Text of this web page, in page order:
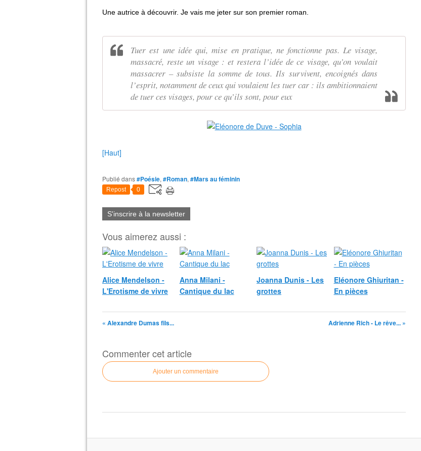
Une autrice à découvrir. Je vais me jeter sur son premier roman.
Tuer est une idée qui, mise en pratique, ne fonctionne pas. Le visage,
massacré, reste un visage : et restera l’idée de ce visage, qu’on voulait
massacrer – subsiste la somme de tous. Ils survivent, encoignés dans
l’esprit, notamment de ceux qui voulaient les tuer car : ils ambitionnaient
de tuer ces visages, pour ce qu’ils sont, pour eux
[Haut]
Publié dans#Poésie, #Roman, #Mars au féminin
Repost 0
S'inscrire à la newsletter
Vous aimerez aussi :
Alice Mendelson -
L'Erotisme de vivre
Anna Milani -
Cantique du lac
Joanna Dunis - Les
grottes
Eléonore Ghiuritan -
En pièces
« Alexandre Dumas fils... Adrienne Rich - Le rêve... »
Commenter cet article
Ajouter un commentaire